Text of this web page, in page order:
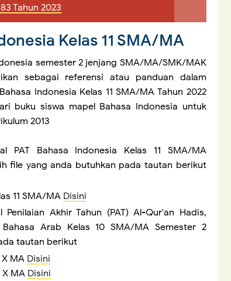
Tahun 2023
Kelas 11 SMA/MA
semester 2 jenjang SMA/MA/SMK/MAK
sebagai referensi atau panduan dalam
Indonesia Kelas 11 SMA/MA Tahun 2022
buku siswa mapel Bahasa Indonesia untuk
2013
PAT Bahasa Indonesia Kelas 11 SMA/MA
file yang anda butuhkan pada tautan berikut
11 SMA/MA Disini
Akhir Tahun (PAT) Al-Qur'an Hadis,
Arab Kelas 10 SMA/MA Semester 2
tautan berikut
MA Disini
X MA Disini